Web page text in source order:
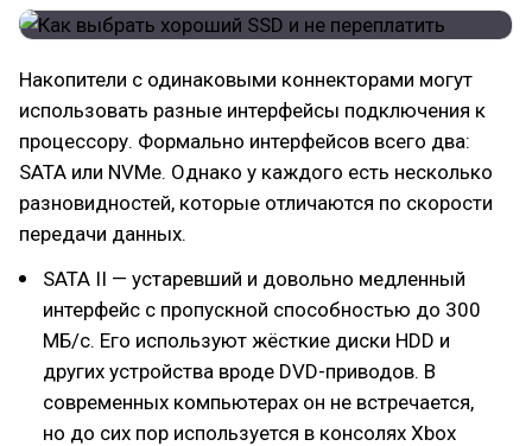
Накопители с одинаковыми коннекторами могут
использовать разные интерфейсы подключения к
процессору. Формально интерфейсов всего два:
SATA или NVMe. Однако у каждого есть несколько
разновидностей, которые отличаются по скорости
передачи данных.
SATA II — устаревший и довольно медленный
интерфейс с пропускной способностью до 300
МБ/с. Его используют жёсткие диски HDD и
других устройства вроде DVD-приводов. В
современных компьютерах он не встречается,
но до сих пор используется в консолях Xbox